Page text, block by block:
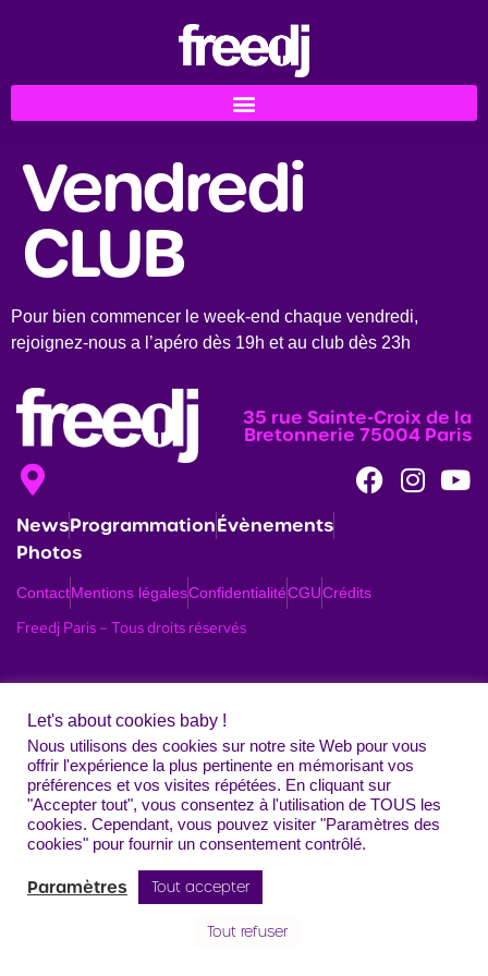
Vendredi
CLUB
Pour bien commencer le week-end chaque vendredi,
rejoignez-nous a l’apéro dès 19h et au club dès 23h
35 rue Sainte-Croix de la
Bretonnerie 75004 Paris
NewsProgrammationÉvènements
Photos
ContactMentions légalesConfidentialitéCGUCrédits
Freedj Paris – Tous droits réservés
Let's about cookies baby !
Nous utilisons des cookies sur notre site Web pour vous
offrir l'expérience la plus pertinente en mémorisant vos
préférences et vos visites répétées. En cliquant sur
"Accepter tout", vous consentez à l'utilisation de TOUS les
cookies. Cependant, vous pouvez visiter "Paramètres des
cookies" pour fournir un consentement contrôlé.
Paramètres Tout accepter
Tout refuser